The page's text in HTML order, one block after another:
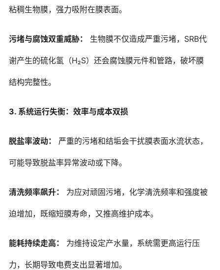
粘稠生物膜，强力吸附在膜表面。
污堵与腐蚀双重威胁： 生物膜不仅造成严重污堵，SRB代
谢产生的硫化氢（H₂S）还会腐蚀膜元件和管路，破坏膜
结构完整性。
3. 系统运行失衡：效率与成本双损
脱盐率波动： 严重的污堵和结垢会干扰膜表面水流状态，
可能导致脱盐率异常波动或下降。
清洗频率飙升： 为应对顽固污堵，化学清洗频率和强度被
迫增加，既缩短膜寿命，又推高维护成本。
能耗持续走高： 为维持设定产水量，系统需更高运行压
力，长期导致电费支出显著增加。